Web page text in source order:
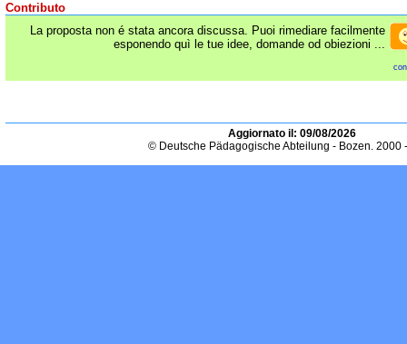
Contributo
La proposta non é stata ancora discussa. Puoi rimediare facilmente
esponendo quì le tue idee, domande od obiezioni ...
Aggiornato il: 09/08/2026
© Deutsche Pädagogische Abteilung - Bozen. 2000